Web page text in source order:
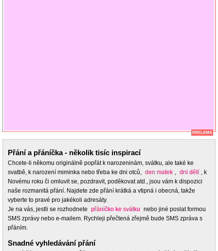
REKLAMA
Přání a přáníčka - několik tisíc inspirací
Chcete-li někomu originálně popřát k narozeninám, svátku, ale také ke
svatbě, k narození miminka nebo třeba ke dni otců, den matek , dni dětí , k
Novému roku či omluvit se, pozdravit, poděkovat atd., jsou vám k dispozici
naše rozmanitá přání. Najdete zde přání krátká a vtipná i obecná, takže
vyberte to pravé pro jakékoli adresáty.
Je na vás, jestli se rozhodnete přáníčko ke svátku nebo jiné poslat formou
SMS zprávy nebo e-mailem. Rychleji přečtená zřejmě bude SMS zpráva s
přáním.
Snadné vyhledávání přání